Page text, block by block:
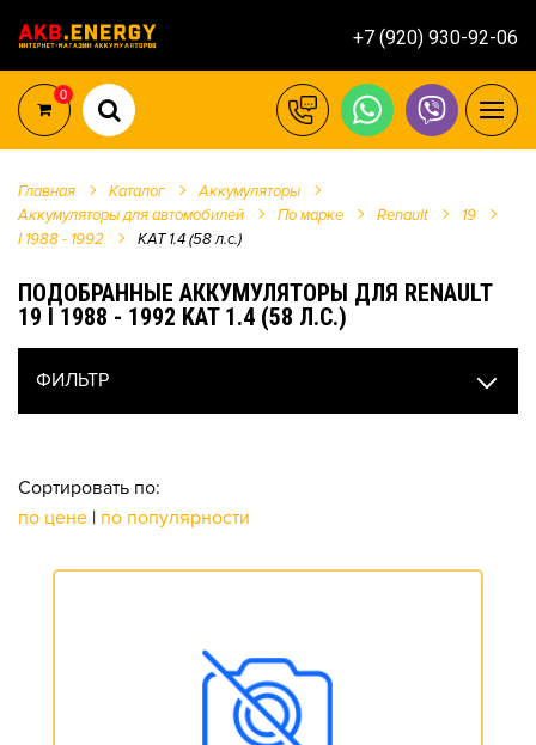
+7 (920) 930-92-06
0
Главная Каталог
Аккумуляторы
Аккумуляторы для автомобилей
По марке Renault
19
I 1988 - 1992
KAT 1.4 (58 л.с.)
ПОДОБРАННЫЕ АККУМУЛЯТОРЫ ДЛЯ RENAULT
19 I 1988 - 1992 KAT 1.4 (58 Л.С.)
ФИЛЬТР
Сортировать по:
по цене | по популярности